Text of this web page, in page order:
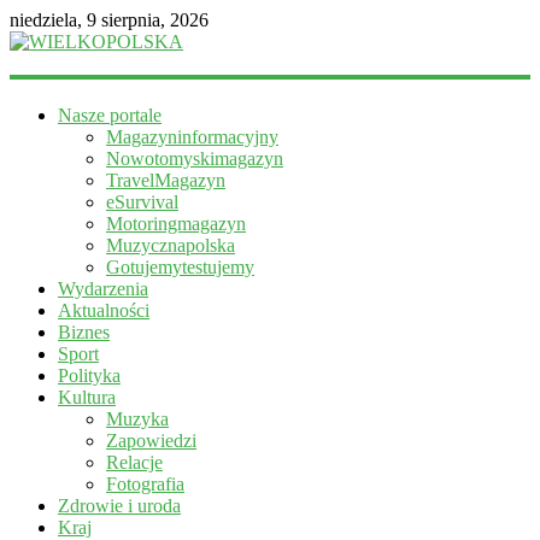
niedziela, 9 sierpnia, 2026
WIELKOPOLSKA
informacyjny
Nasze portale
Magazyninformacyjny
Nowotomyskimagazyn
TravelMagazyn
eSurvival
Motoringmagazyn
Muzycznapolska
Gotujemytestujemy
Wydarzenia
Aktualności
Biznes
Sport
Polityka
Kultura
Muzyka
Zapowiedzi
Relacje
Fotografia
Zdrowie i uroda
Kraj